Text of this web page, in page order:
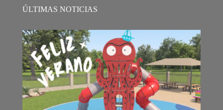
ÚLTIMAS NOTICIAS